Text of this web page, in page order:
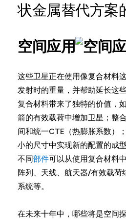
状金属替代方案
空间应用
这些卫星正在使用像复合材料
发射时的重量，并帮助延长这
复合材料带来了独特的价值，
箭的有效载荷中增加卫星；整
间和统一CTE（热膨胀系数）
小的尺寸中实现新的配置的成
不同部件可以从使用复合材料
阵列、天线、航天器/有效载荷
系统等。
在未来十年中，哪些将是空间